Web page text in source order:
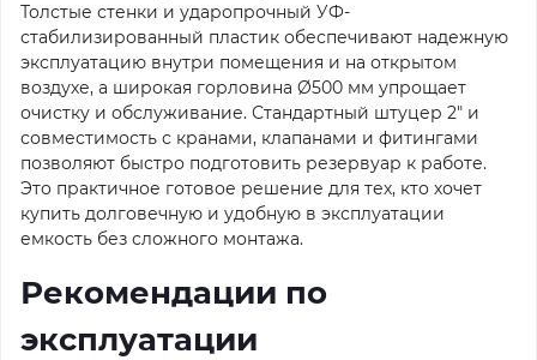
Толстые стенки и ударопрочный УФ-
стабилизированный пластик обеспечивают надежную
эксплуатацию внутри помещения и на открытом
воздухе, а широкая горловина Ø500 мм упрощает
очистку и обслуживание. Стандартный штуцер 2" и
совместимость с кранами, клапанами и фитингами
позволяют быстро подготовить резервуар к работе.
Это практичное готовое решение для тех, кто хочет
купить долговечную и удобную в эксплуатации
емкость без сложного монтажа.
Рекомендации по
эксплуатации